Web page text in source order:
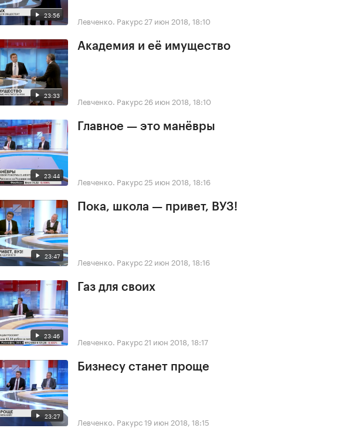
23:56 Левченко. Ракурс 27 июн 2018, 18:10
23:33
Академия и её имущество
Левченко. Ракурс 26 июн 2018, 18:10
23:44
Главное — это манёвры
Левченко. Ракурс 25 июн 2018, 18:16
23:47
Пока, школа — привет, ВУЗ!
Левченко. Ракурс 22 июн 2018, 18:16
23:46
Газ для своих
Левченко. Ракурс 21 июн 2018, 18:17
23:27
Бизнесу станет проще
Левченко. Ракурс19 июн 2018, 18:15